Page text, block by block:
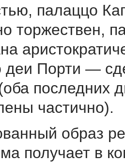
палаццо
торжествен,
деи Порти —
последних
частично).
образ
получает в